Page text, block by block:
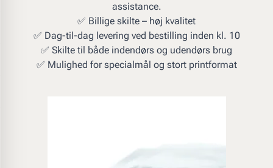
assistance.
✅ Billige skilte – høj kvalitet
✅ Dag-til-dag levering ved bestilling inden kl. 10
✅ Skilte til både indendørs og udendørs brug
✅ Mulighed for specialmål og stort printformat